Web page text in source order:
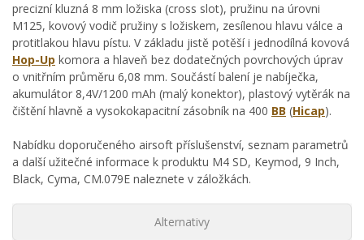
precizní kluzná 8 mm ložiska (cross slot), pružinu na úrovni
M125, kovový vodič pružiny s ložiskem, zesílenou hlavu válce a
protitlakou hlavu pístu. V základu jistě potěší i jednodílná kovová
Hop-Up komora a hlaveň bez dodatečných povrchových úprav
o vnitřním průměru 6,08 mm. Součástí balení je nabíječka,
akumulátor 8,4V/1200 mAh (malý konektor), plastový vytěrák na
čištění hlavně a vysokokapacitní zásobník na 400 BB (Hicap).
Nabídku doporučeného airsoft příslušenství, seznam parametrů
a další užitečné informace k produktu M4 SD, Keymod, 9 Inch,
Black, Cyma, CM.079E naleznete v záložkách.
Alternativy